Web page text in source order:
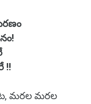
!!
మరల మరల